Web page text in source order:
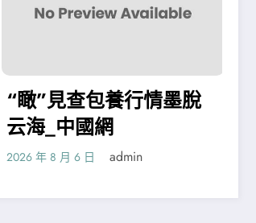
丁找九宮格會議言昭
所熟悉的鐘敬文師長
–文史–中國作家網
2026 年 8 月 6 日